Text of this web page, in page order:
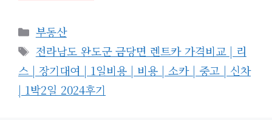
카
테
고
리
부동산
태
그
전라남도 완도군 금당면 렌트카 가격비교 | 리
스 | 장기대여 | 1일비용 | 비용 | 소카 | 중고 | 신차
| 1박2일 2024후기